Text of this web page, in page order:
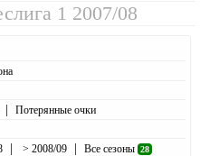
1 2007/08
| Потерянные очки
| > 2008/09 | Все сезоны 28